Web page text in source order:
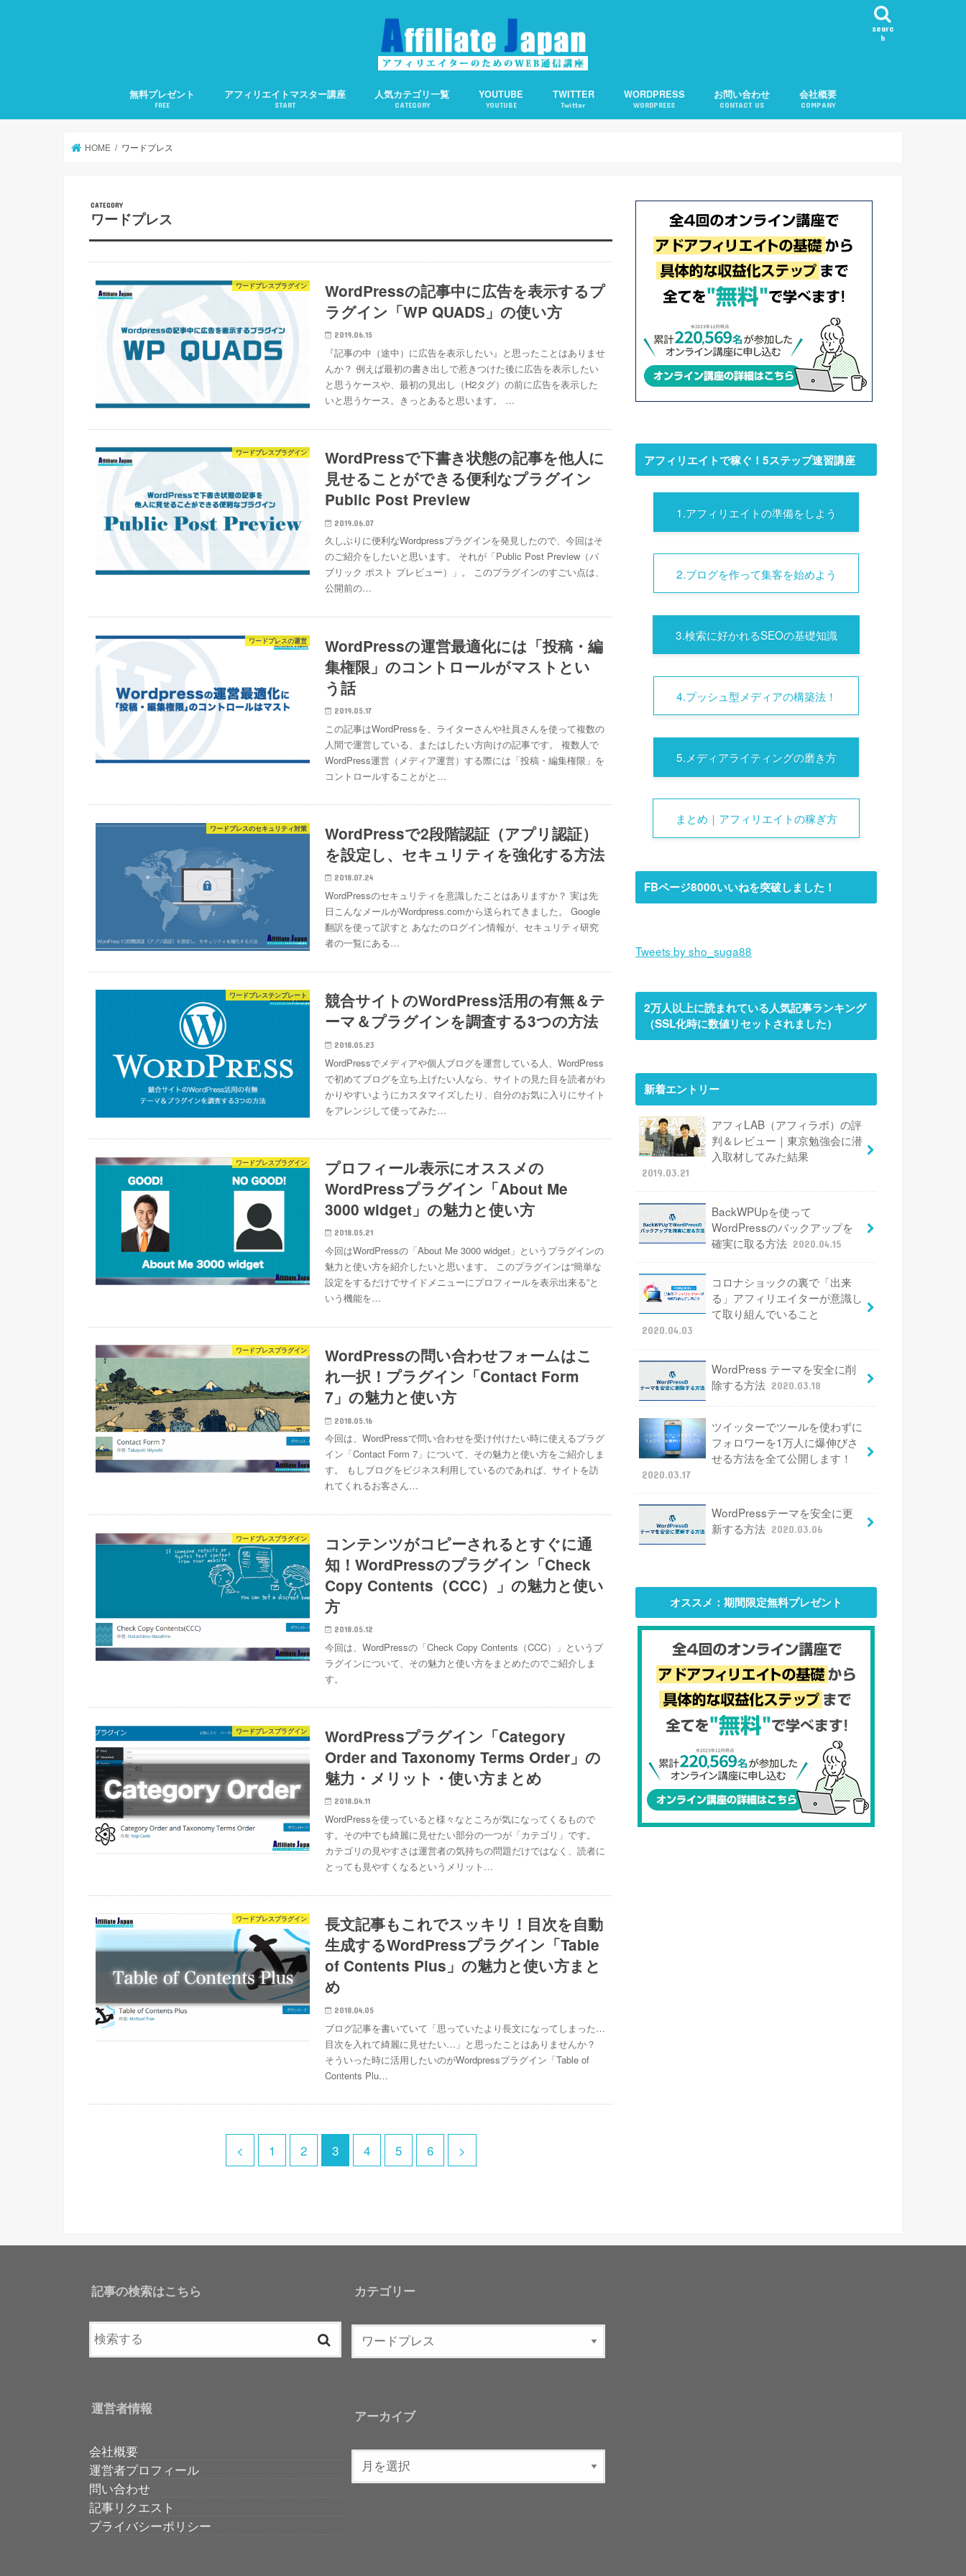
searc
h
無料プレゼント
FREE
アフィリエイトマスター講座
START
人気カテゴリ一覧
CATEGORY
YOUTUBE
YOUTUBE
TWITTER
Twitter
WORDPRESS
WORDPRESS
お問い合わせ
CONTACT US
会社概要
COMPANY
HOME ワードプレス
ワードプレス
ワードプレスプラグイン
WordPressの記事中に広告を表示するプ
ラグイン「WP QUADS」の使い方
2019.06.15
『記事の中（途中）に広告を表示したい』と思ったことはありませ
んか？ 例えば最初の書き出しで惹きつけた後に広告を表示したい
と思うケースや、最初の見出し（H2タグ）の前に広告を表示した
いと思うケース。きっとあると思います。 …
ワードプレスプラグイン
WordPressで下書き状態の記事を他人に
見せることができる便利なプラグイン
Public Post Preview
2019.06.07
久しぶりに便利なWordpressプラグインを発見したので、今回はそ
のご紹介をしたいと思います。 それが「Public Post Preview（パ
ブリック ポスト プレビュー）」。 このプラグインのすごい点は、
公開前の…
ワードプレスの運営
WordPressの運営最適化には「投稿・編
集権限」のコントロールがマストとい
う話
2019.05.17
この記事はWordPressを、ライターさんや社員さんを使って複数の
人間で運営している、またはしたい方向けの記事です。 複数人で
WordPress運営（メディア運営）する際には「投稿・編集権限」を
コントロールすることがと…
ワードプレスのセキュリティ対策
WordPressで2段階認証（アプリ認証）
を設定し、セキュリティを強化する方法
2018.07.24
WordPressのセキュリティを意識したことはありますか？ 実は先
日こんなメールがWordpress.comから送られてきました。 Google
翻訳を使って訳すと あなたのログイン情報が、セキュリティ研究
者の一覧にある…
ワードプレステンプレート
競合サイトのWordPress活用の有無＆テ
ーマ＆プラグインを調査する3つの方法
2018.05.23
WordPressでメディアや個人ブログを運営している人、WordPress
で初めてブログを立ち上げたい人なら、サイトの見た目を読者がわ
かりやすいようにカスタマイズしたり、自分のお気に入りにサイト
をアレンジして使ってみた…
ワードプレスプラグイン
プロフィール表示にオススメの
WordPressプラグイン「About Me
3000 widget」の魅力と使い方
2018.05.21
今回はWordPressの「About Me 3000 widget」というプラグインの
魅力と使い方を紹介したいと思います。 このプラグインは“簡単な
設定をするだけでサイドメニューにプロフィールを表示出来る”と
いう機能を…
ワードプレスプラグイン
WordPressの問い合わせフォームはこ
れ一択！プラグイン「Contact Form
7」の魅力と使い方
2018.05.16
今回は、WordPressで問い合わせを受け付けたい時に使えるプラグ
イン「Contact Form 7」について、その魅力と使い方をご紹介しま
す。 もしブログをビジネス利用しているのであれば、サイトを訪
れてくれるお客さん…
ワードプレスプラグイン
コンテンツがコピーされるとすぐに通
知！WordPressのプラグイン「Check
Copy Contents（CCC）」の魅力と使い
方
2018.05.12
今回は、WordPressの「Check Copy Contents（CCC）」というプ
ラグインについて、その魅力と使い方をまとめたのでご紹介しま
す。
ワードプレスプラグイン
WordPressプラグイン「Category
Order and Taxonomy Terms Order」の
魅力・メリット・使い方まとめ
2018.04.11
WordPressを使っていると様々なところが気になってくるもので
す。その中でも綺麗に見せたい部分の一つが「カテゴリ」です。
カテゴリの見やすさは運営者の気持ちの問題だけではなく、読者に
とっても見やすくなるというメリット…
ワードプレスプラグイン
長文記事もこれでスッキリ！目次を自動
生成するWordPressプラグイン「Table
of Contents Plus」の魅力と使い方まと
め
2018.04.05
ブログ記事を書いていて「思っていたより長文になってしまった…
目次を入れて綺麗に見せたい…」と思ったことはありませんか？
そういった時に活用したいのがWordpressプラグイン「Table of
Contents Plu…
< 1 2 3 4 5 6 >
アフィリエイトで稼ぐ！5ステップ速習講座
1.アフィリエイトの準備をしよう
2.ブログを作って集客を始めよう
3.検索に好かれるSEOの基礎知識
4.プッシュ型メディアの構築法！
5.メディアライティングの磨き方
まとめ｜アフィリエイトの稼ぎ方
FBページ8000いいねを突破しました！
Tweets by sho_suga88
2万人以上に読まれている人気記事ランキング
（SSL化時に数値リセットされました）
新着エントリー
アフィLAB（アフィラボ）の評
判＆レビュー｜東京勉強会に潜
入取材してみた結果
2019.03.21
BackWPUpを使って
WordPressのバックアップを
確実に取る方法 2020.04.15
コロナショックの裏で「出来
る」アフィリエイターが意識し
て取り組んでいること
2020.04.03
WordPress テーマを安全に削
除する方法 2020.03.18
ツイッターでツールを使わずに
フォロワーを1万人に爆伸びさ
せる方法を全て公開します！
2020.03.17
WordPressテーマを安全に更
新する方法 2020.03.06
オススメ：期間限定無料プレゼント
記事の検索はこちら
運営者情報
会社概要
運営者プロフィール
問い合わせ
記事リクエスト
プライバシーポリシー
カテゴリー
アーカイブ